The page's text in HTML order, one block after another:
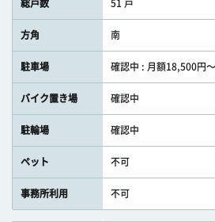
総戸数 51 戸
方角 南
駐車場 確認中 : 月額18,500円
バイク置き場 確認中
駐輪場 確認中
ペット 不可
事務所利用 不可